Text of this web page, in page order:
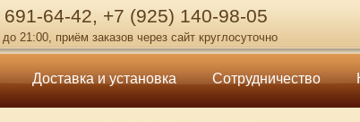
64-42, +7 (925) 140-98-05
21:00, приём заказов через сайт круглосуточно
Доставка и установка Сотрудничество